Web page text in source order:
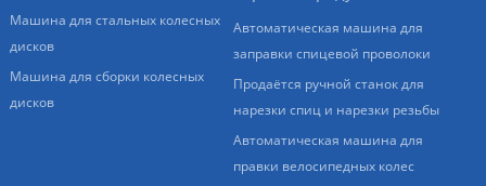
Машина для стальных колесных
дисков
Машина для сборки колесных
дисков
Автоматическая машина для
заправки спицевой проволоки
Продаётся ручной станок для
нарезки спиц и нарезки резьбы
Автоматическая машина для
правки велосипедных колес